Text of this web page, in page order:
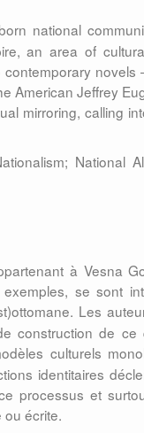
national
an area of
contemporary novels
American Jeffrey
mirroring, calling
National
à Vesna
se sont
Les
construction de ce
culturels
identitaires
processus et
ou écrite.